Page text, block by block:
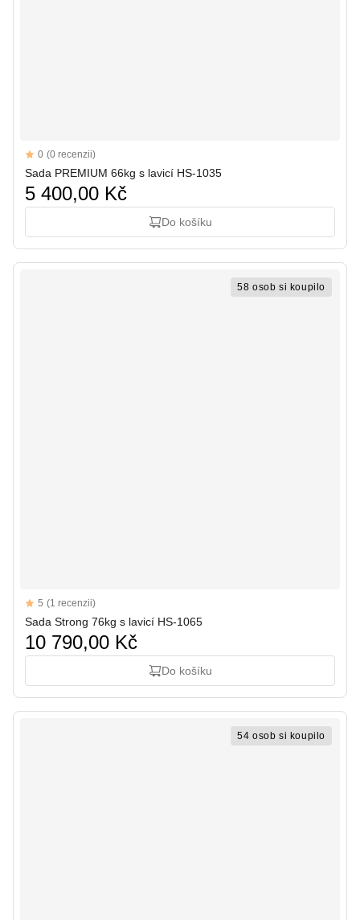
Reviews
0 (0 recenzii)
Sada PREMIUM 66kg s lavicí HS-1035
5 400,00 Kč
Do košíku
58 osob si koupilo
Reviews
5 out of 5 stars
5 (1 recenzii)
Sada Strong 76kg s lavicí HS-1065
10 790,00 Kč
Do košíku
54 osob si koupilo